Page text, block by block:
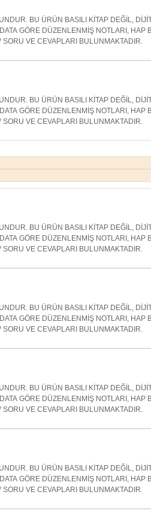
BU ÜRÜN BASILI KİTAP DEĞİL,
GÖRE DÜZENLENMİŞ NOTLARI,
VE CEVAPLARI BULUNMAKTADIR.
BU ÜRÜN BASILI KİTAP DEĞİL,
GÖRE DÜZENLENMİŞ NOTLARI,
VE CEVAPLARI BULUNMAKTADIR.
BU ÜRÜN BASILI KİTAP DEĞİL,
GÖRE DÜZENLENMİŞ NOTLARI,
VE CEVAPLARI BULUNMAKTADIR.
BU ÜRÜN BASILI KİTAP DEĞİL,
GÖRE DÜZENLENMİŞ NOTLARI,
VE CEVAPLARI BULUNMAKTADIR.
BU ÜRÜN BASILI KİTAP DEĞİL,
GÖRE DÜZENLENMİŞ NOTLARI,
VE CEVAPLARI BULUNMAKTADIR.
BU ÜRÜN BASILI KİTAP DEĞİL,
GÖRE DÜZENLENMİŞ NOTLARI,
VE CEVAPLARI BULUNMAKTADIR.